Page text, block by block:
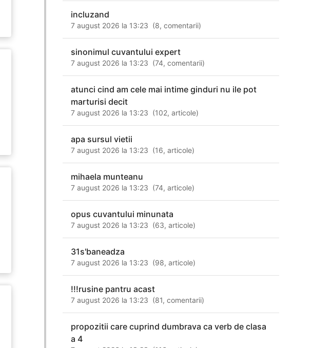
incluzand
7 august 2026 la 13:23 (8,comentarii)
sinonimul cuvantului expert
7 august 2026 la 13:23 (74,comentarii)
atunci cind am cele mai intime ginduri nu ile pot
marturisi decit
7 august 2026 la 13:23 (102,articole)
apa sursul vietii
7 august 2026 la 13:23 (16,articole)
mihaela munteanu
7 august 2026 la 13:23 (74,articole)
opus cuvantului minunata
7 august 2026 la 13:23 (63,articole)
31s'baneadza
7 august 2026 la 13:23 (98,articole)
!!!rusine pantru acast
7 august 2026 la 13:23 (81,comentarii)
propozitii care cuprind dumbrava ca verb de clasa
a 4